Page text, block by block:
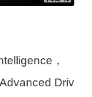
，
Driv